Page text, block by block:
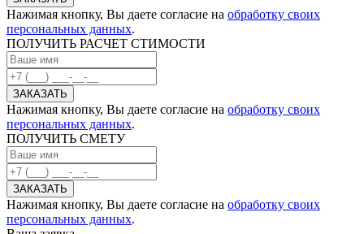
Нажимая кнопку, Вы даете согласие на обработку своих
персональных данных.
ПОЛУЧИТЬ РАСЧЕТ СТИМОСТИ
Нажимая кнопку, Вы даете согласие на обработку своих
персональных данных.
ПОЛУЧИТЬ СМЕТУ
Нажимая кнопку, Вы даете согласие на обработку своих
персональных данных.